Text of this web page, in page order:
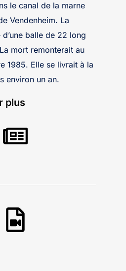
le canal de la marne
Vendenheim. La
balle de 22 long
mort remonterait au
1985. Elle se livrait à la
environ un an.
plus